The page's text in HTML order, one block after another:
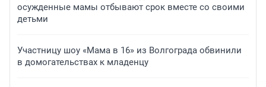
осужденные мамы отбывают срок вместе со своими
детьми
Участницу шоу «Мама в 16» из Волгограда обвинили
в домогательствах к младенцу